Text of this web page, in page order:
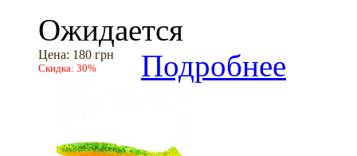
Ожидается
Цена: 180 грн
Скидка: 30% Подробнее